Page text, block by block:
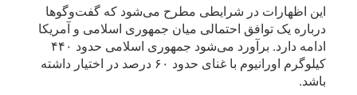
این اظهارات در شرایطی مطرح می‌شود که گفت‌وگوها
درباره یک توافق احتمالی میان جمهوری اسلامی و آمریکا
ادامه دارد. برآورد می‌شود جمهوری اسلامی حدود ۴۴۰
کیلوگرم اورانیوم با غنای حدود ۶۰ درصد در اختیار داشته
باشد.